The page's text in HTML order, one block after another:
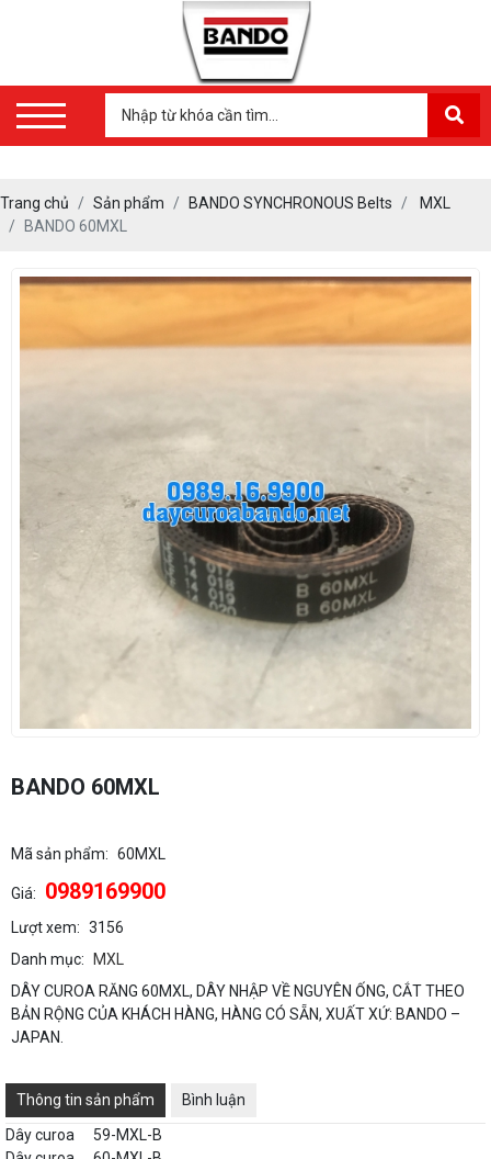
Trang chủ Sản phẩm BANDO SYNCHRONOUS Belts
MXL
BANDO 60MXL
BANDO 60MXL
Mã sản phẩm: 60MXL
Giá: 0989169900
Lượt xem: 3156
Danh mục:
MXL
DÂY CUROA RĂNG 60MXL, DÂY NHẬP VỀ NGUYÊN ỐNG, CẮT THEO
BẢN RỘNG CỦA KHÁCH HÀNG, HÀNG CÓ SẴN, XUẤT XỨ: BANDO –
JAPAN.
Thông tin sản phẩm
Bình luận
Dây curoa
59-MXL-B